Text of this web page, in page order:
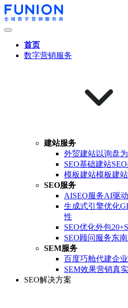
首页
数字营销服务
建站服务
外贸建站以询盘
SEO基础建站
模板建站模板建
SEO服务
AISEO服务AI驱
生成式引擎优化
性
SEO优化外包
SEO顾问服务东
SEM服务
百度巧舱代建企
SEM效果营销真
SEO解决方案